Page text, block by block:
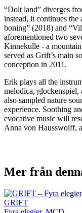
“Dolt land” diverges
instead, it continues the
boning” (2018) and
aforementioned two
Kinnekulle - a
served as Grift’s main
conception in 2011.
Erik plays all the
melodica, glockenspiel,
also sampled nature
experience. Soothing
evocative music will
Anna von Hausswolff,
Mer från
GRIFT